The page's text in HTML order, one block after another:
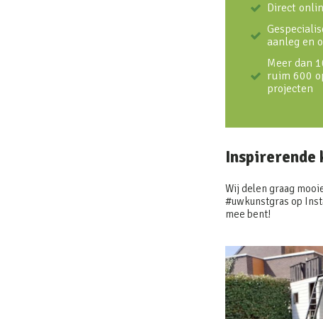
Direct
aanleg en
Meer dan
ruim 600
projecten
Wij delen graag
#uwkunstgras op
mee bent!